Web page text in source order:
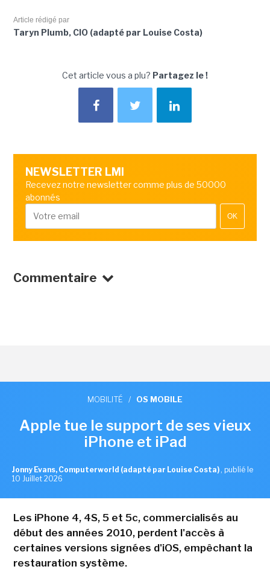
Article rédigé par
Taryn Plumb, CIO (adapté par Louise Costa)
Cet article vous a plu? Partagez le !
NEWSLETTER LMI
Recevez notre newsletter comme plus de 50000
abonnés
OK
Commentaire
MOBILITÉ / OS MOBILE
Apple tue le support de ses vieux
iPhone et iPad
Jonny Evans, Computerworld (adapté par Louise Costa) , publié le
10 Juillet 2026
Les iPhone 4, 4S, 5 et 5c, commercialisés au
début des années 2010, perdent l'accès à
certaines versions signées d'iOS, empêchant la
restauration système.